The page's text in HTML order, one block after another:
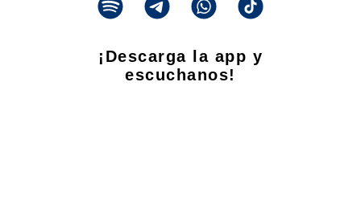
¡Descarga la app y
escuchanos!